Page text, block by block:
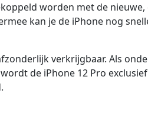
worden met de
kan je de iPhone nog
verkrijgbaar. Als
de iPhone 12 Pro